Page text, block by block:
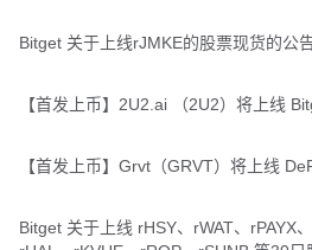
Bitget 关于上线rJMKE的股票现货的公
【首发上币】2U2.ai （2U2）将上线
【首发上币】Grvt（GRVT）将上线
Bitget 关于上线 rHSY、rWAT、rPAYX